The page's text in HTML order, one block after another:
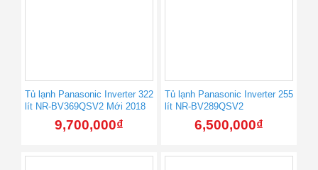
Tủ lạnh Panasonic Inverter 322
lít NR-BV369QSV2 Mới 2018
9,700,000₫
Tủ lạnh Panasonic Inverter 255
lít NR-BV289QSV2
6,500,000₫